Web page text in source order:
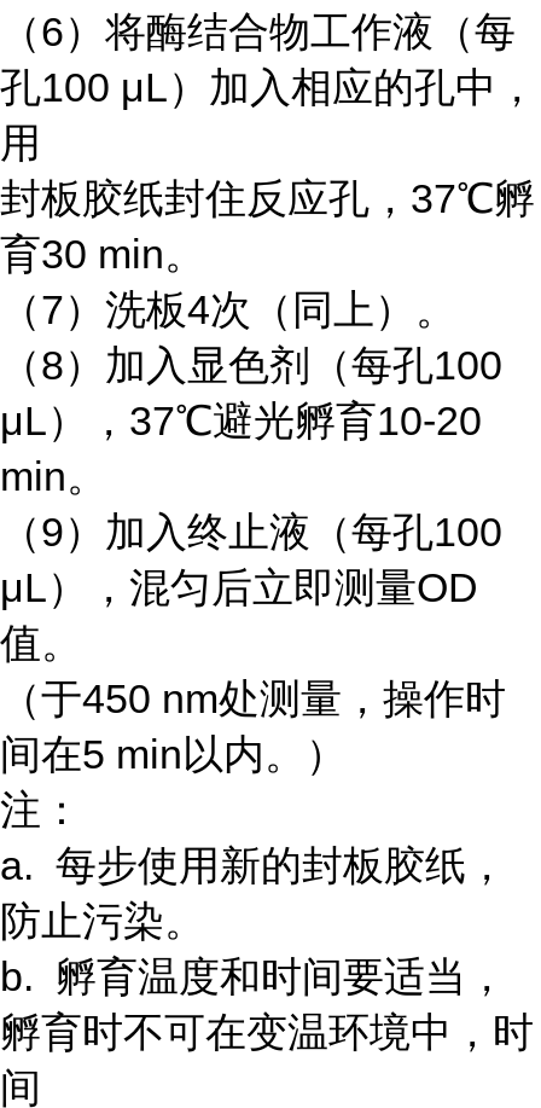
（6）将酶结合物工作液（每
孔100 μL）加入相应的孔中，
用
封板胶纸封住反应孔，37℃孵
育30 min。
（7）洗板4次（同上）。
（8）加入显色剂（每孔100
μL），37℃避光孵育10-20
min。
（9）加入终止液（每孔100
μL），混匀后立即测量OD
值。
（于450 nm处测量，操作时
间在5 min以内。）
注：
a. 每步使用新的封板胶纸，
防止污染。
b. 孵育温度和时间要适当，
孵育时不可在变温环境中，时
间